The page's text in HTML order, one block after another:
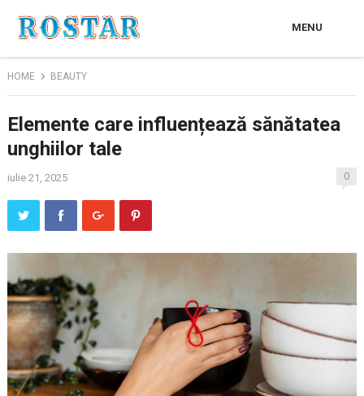
MENU
HOME BEAUTY
Elemente care influențează sănătatea
unghiilor tale
iulie 21, 2025 0